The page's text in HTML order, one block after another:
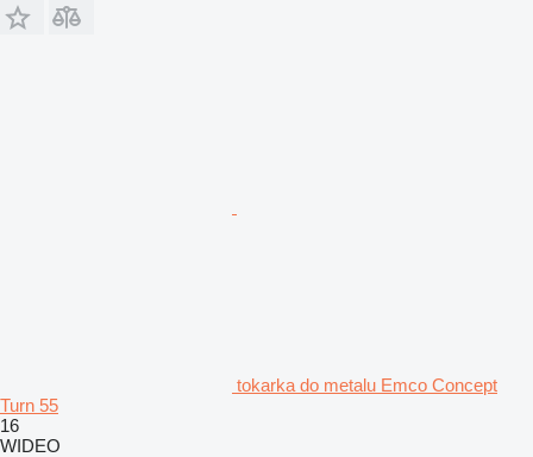
tokarka do metalu Emco Concept
Turn 55
16
WIDEO